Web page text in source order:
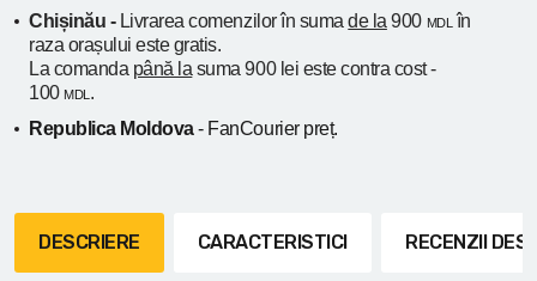
Chișinău - Livrarea comenzilor în sumade la 900 MDL în
raza orașului este gratis.
La comanda până la suma 900 lei este contra cost -
100 MDL .
Republica Moldova- FanCourier preț.
DESCRIERE CARACTERISTICI RECENZII